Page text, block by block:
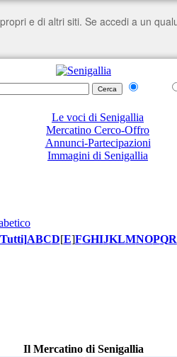
Le voci di Senigallia
Mercatino Cerco-Offro
Annunci-Partecipazioni
Immagini di Senigallia
Tutti]ABCD[E]FGHIJKLMNOPQR
Il Mercatino di Senigallia